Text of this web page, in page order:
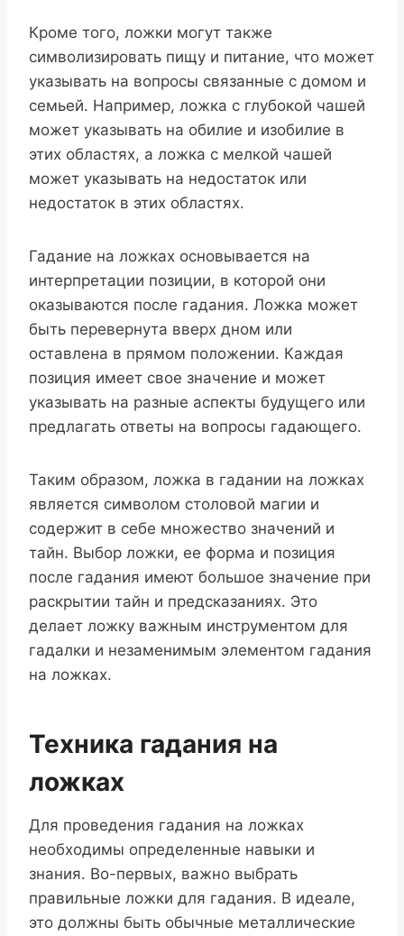
Кроме того, ложки могут также
символизировать пищу и питание, что может
указывать на вопросы связанные с домом и
семьей. Например, ложка с глубокой чашей
может указывать на обилие и изобилие в
этих областях, а ложка с мелкой чашей
может указывать на недостаток или
недостаток в этих областях.
Гадание на ложках основывается на
интерпретации позиции, в которой они
оказываются после гадания. Ложка может
быть перевернута вверх дном или
оставлена в прямом положении. Каждая
позиция имеет свое значение и может
указывать на разные аспекты будущего или
предлагать ответы на вопросы гадающего.
Таким образом, ложка в гадании на ложках
является символом столовой магии и
содержит в себе множество значений и
тайн. Выбор ложки, ее форма и позиция
после гадания имеют большое значение при
раскрытии тайн и предсказаниях. Это
делает ложку важным инструментом для
гадалки и незаменимым элементом гадания
на ложках.
Техника гадания на
ложках
Для проведения гадания на ложках
необходимы определенные навыки и
знания. Во-первых, важно выбрать
правильные ложки для гадания. В идеале,
это должны быть обычные металлические